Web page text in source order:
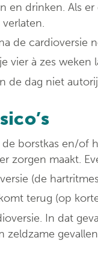
en drinken. Als
de cardioversie
vier à zes
de dag niet
borstkas en/
zorgen maakt.
(de
terug (op
In dat
zeldzame